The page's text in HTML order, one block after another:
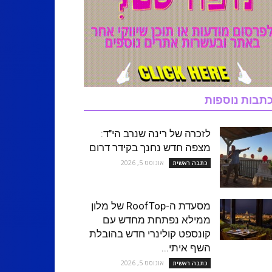
נוספות
לזכרה של רינה שנרב הי"ד:
מצפה חדש נחנך בקידר דרום
כתבה ראשית אוגוסט 5, 2026
מסעדת ה-RoofTop של מלון
ממילא נפתחת מחדש עם
קונספט קולינרי חדש בהובלת
השף איתי...
כתבה ראשית אוגוסט 5, 2026